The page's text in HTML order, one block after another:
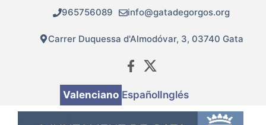
contingut
965756089 info@gatadegorgos.org
Carrer Duquessa d'Almodóvar, 3, 03740 Gata
Valenciano EspañolInglés